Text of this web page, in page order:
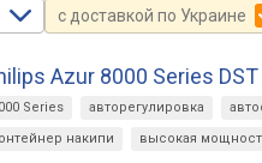
с доставкой по Украине
Azur 8000 Series
Series авторегулировка
накипи
высокая